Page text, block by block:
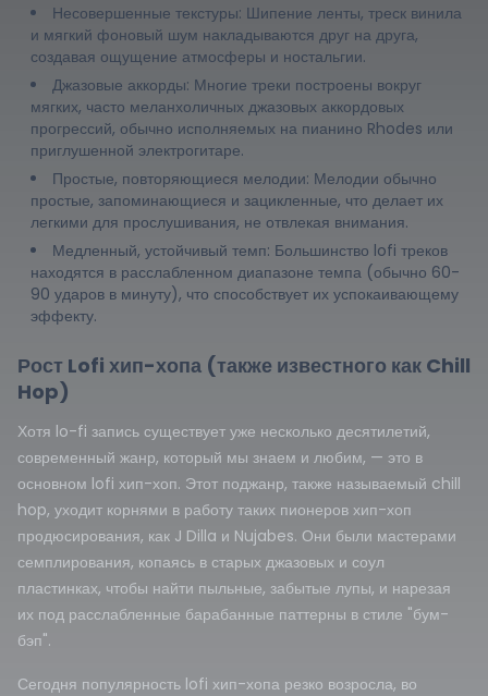
Несовершенные текстуры: Шипение ленты, треск винила
и мягкий фоновый шум накладываются друг на друга,
создавая ощущение атмосферы и ностальгии.
Джазовые аккорды: Многие треки построены вокруг
мягких, часто меланхоличных джазовых аккордовых
прогрессий, обычно исполняемых на пианино Rhodes или
приглушенной электрогитаре.
Простые, повторяющиеся мелодии: Мелодии обычно
простые, запоминающиеся и зацикленные, что делает их
легкими для прослушивания, не отвлекая внимания.
Медленный, устойчивый темп: Большинство lofi треков
находятся в расслабленном диапазоне темпа (обычно 60-
90 ударов в минуту), что способствует их успокаивающему
эффекту.
Рост Lofi хип-хопа (также известного как Chill
Hop)
Хотя lo-fi запись существует уже несколько десятилетий,
современный жанр, который мы знаем и любим, — это в
основном lofi хип-хоп. Этот поджанр, также называемый chill
hop, уходит корнями в работу таких пионеров хип-хоп
продюсирования, как J Dilla и Nujabes. Они были мастерами
семплирования, копаясь в старых джазовых и соул
пластинках, чтобы найти пыльные, забытые лупы, и нарезая
их под расслабленные барабанные паттерны в стиле "бум-
бэп".
Сегодня популярность lofi хип-хопа резко возросла, во